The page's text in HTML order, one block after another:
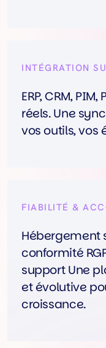
INTÉGRATION
ERP, CRM,
réels. Une
vos outils, vos
FIABILITÉ &
Hébergement
conformité
support Une
et évolutive
croissance.